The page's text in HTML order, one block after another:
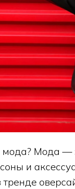
мода? Мода —
и
тренде